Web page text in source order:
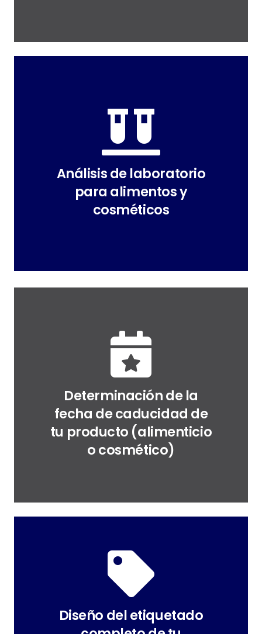
Análisis de laboratorio
para alimentos y
cosméticos
Determinación de la
fecha de caducidad de
tu producto (alimenticio
o cosmético)
Diseño del etiquetado